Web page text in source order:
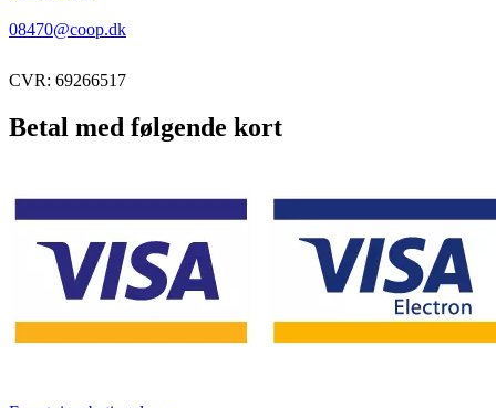
08470@coop.dk
CVR: 69266517
Betal med følgende kort